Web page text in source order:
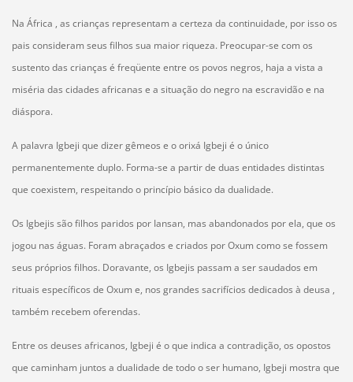
Na África , as crianças representam a certeza da continuidade, por isso os
pais consideram seus filhos sua maior riqueza. Preocupar-se com os
sustento das crianças é freqüente entre os povos negros, haja a vista a
miséria das cidades africanas e a situação do negro na escravidão e na
diáspora.
A palavra Igbeji que dizer gêmeos e o orixá Igbeji é o único
permanentemente duplo. Forma-se a partir de duas entidades distintas
que coexistem, respeitando o princípio básico da dualidade.
Os Igbejis são filhos paridos por Iansan, mas abandonados por ela, que os
jogou nas águas. Foram abraçados e criados por Oxum como se fossem
seus próprios filhos. Doravante, os Igbejis passam a ser saudados em
rituais específicos de Oxum e, nos grandes sacrifícios dedicados à deusa ,
também recebem oferendas.
Entre os deuses africanos, Igbeji é o que indica a contradição, os opostos
que caminham juntos a dualidade de todo o ser humano, Igbeji mostra que